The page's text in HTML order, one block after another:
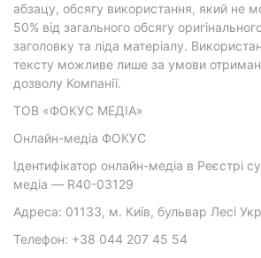
абзацу, обсягу використання, який не
50% від загального обсягу
заголовку та ліда матеріалу.
тексту можливе лише за умови
дозволу Компанії.
ТОВ «ФОКУС МЕДІА»
Онлайн-медіа ФОКУС
Ідентифікатор онлайн-медіа в Реєстрі
медіа — R40-03129
Адреса: 01133, м. Київ, бульвар Лесі
Телефон: +38 044 207 45 54